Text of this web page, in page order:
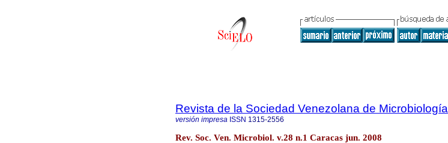
Revista de la Sociedad Venezolana de Microbiología
versión impresa ISSN 1315-2556
Rev. Soc. Ven. Microbiol. v.28 n.1 Caracas jun. 2008